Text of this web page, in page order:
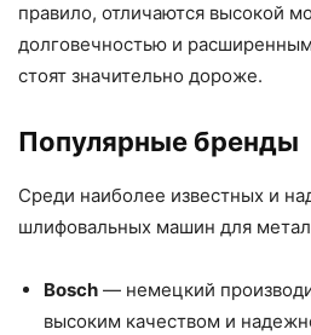
правило, отличаются высокой
долговечностью и
стоят значительно дороже.
Популярные бренды
Среди наиболее известных и
шлифовальных машин для
Bosch — немецкий
высоким качеством и